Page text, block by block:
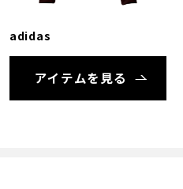
adidas
アイテムを見る